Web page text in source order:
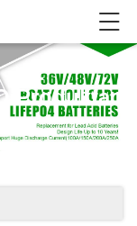
Produktach